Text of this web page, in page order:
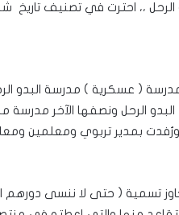
الرحل ،، احترت في تصنيف تاريخ
( عسكرية ) مدرسة البدو
الرحل ونصفها الآخر مدرسة
ورُفدت بمدير تربوي ومعلمين
تسمية ( حتى لا ننسى دورهم